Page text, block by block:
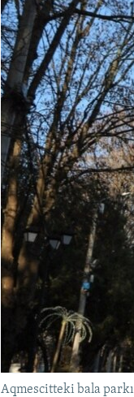
Aqmescitteki bala parkı